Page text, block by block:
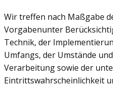
Wir treffen nach Maßgabe
Vorgabenunter
Technik, der
Umfangs, der Umstände
Verarbeitung sowie der
Eintrittswahrscheinlichkeit